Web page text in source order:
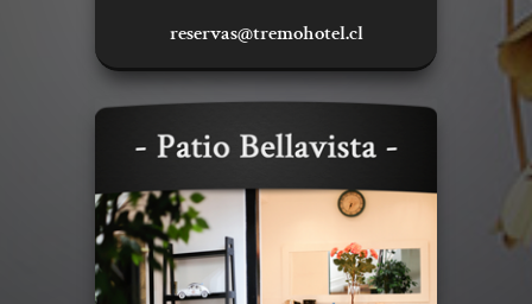
reservas@tremohotel.cl